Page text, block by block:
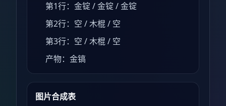
第1行：金锭 / 金锭 / 金锭
第2行：空 / 木棍 / 空
第3行：空 / 木棍 / 空
产物：金镐
图片合成表